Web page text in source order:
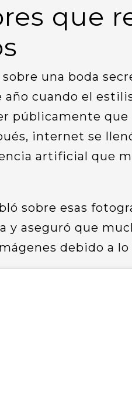
que
una boda
cuando el
públicamente que
internet se
artificial que
sobre esas
y aseguró que
debido a